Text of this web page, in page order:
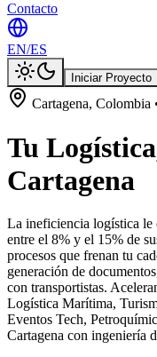
Contacto
EN/ES
Iniciar Proyecto
Cartagena,
Tu
Cartagena
La ineficiencia logística le
entre el 8% y el 15% de
procesos que frenan tu
generación de
con transportistas.
Logística Marítima,
Eventos Tech,
Cartagena con ingeniería